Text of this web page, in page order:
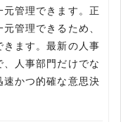
元管理できます。正
管理できるため、
きます。最新の人事
人事部門だけでな
速かつ的確な意思決